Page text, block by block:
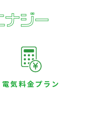
電気料金プラン